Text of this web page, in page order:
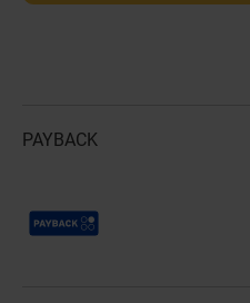
PAYBACK
Payback Punkte